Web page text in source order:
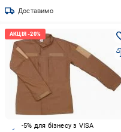
Доставимо
-5% для бізнесу з VISA